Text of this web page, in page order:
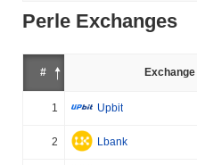
Perle Exchanges
# Exchange
1 Upbit
2 Lbank